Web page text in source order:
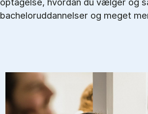
bacheloruddannelser og meget